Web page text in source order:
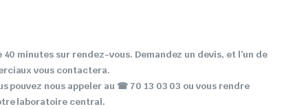
minutes sur rendez-vous. Demandez un devis, et l’un de
vous contactera.
pouvez nous appeler au ☎ 70 13 03 03 ou vous rendre
laboratoire central.